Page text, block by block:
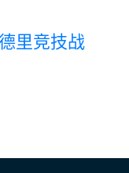
里竞技战